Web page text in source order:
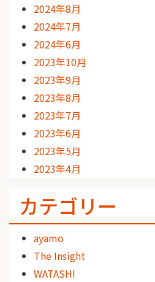
2024年8月
2024年7月
2024年6月
2023年10月
2023年9月
2023年8月
2023年7月
2023年6月
2023年5月
2023年4月
カテゴリー
ayamo
The Insight
WATASHI